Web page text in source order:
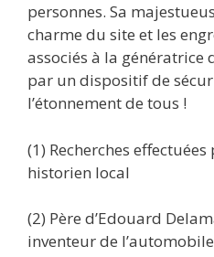
personnes. Sa
charme du site et les
associés à la génératrice
par un dispositif de
l’étonnement de tous !
(1) Recherches
historien local
(2) Père d’Edouard
inventeur de